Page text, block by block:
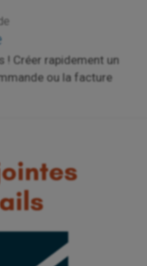
! Créer rapidement un
ou la facture